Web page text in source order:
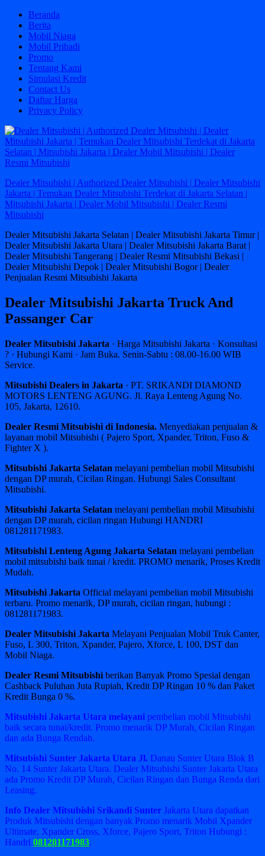
Skip
content
Beranda
Berita
Mobil Niaga
Mobil Pribadi
Promo
Tentang Kami
Simulasi Kredit
Contact Us
Daftar Harga
Privacy Policy
Dealer Mitsubishi | Authorized Dealer Mitsubishi | Dealer Mitsubishi
Jakarta | Temukan Dealer Mitsubishi Terdekat di Jakarta Selatan |
Mitsubishi Jakarta | Dealer Mobil Mitsubishi | Dealer Resmi
Mitsubishi
Dealer Mitsubishi Jakarta Selatan | Dealer Mitsubishi Jakarta Timur |
Dealer Mitsubishi Jakarta Utara | Dealer Mitsubishi Jakarta Barat |
Dealer Mitsubishi Tangerang | Dealer Resmi Mitsubishi Bekasi |
Dealer Mitsubishi Depok | Dealer Mitsubishi Bogor | Dealer
Penjualan Resmi Mitsubishi Jakarta
Dealer Mitsubishi Jakarta Truck And
Passanger Car
Dealer Mitsubishi Jakarta · Harga Mitsubishi Jakarta · Konsultasi
? · Hubungi Kami · Jam Buka. Senin-Sabtu : 08.00-16.00 WIB
Service.
Mitsubishi Dealers in Jakarta · PT. SRIKANDI DIAMOND
MOTORS LENTENG AGUNG. Jl. Raya Lenteng Agung No.
105, Jakarta, 12610.
Dealer Resmi Mitsubishi di Indonesia. Menyediakan penjualan &
layanan mobil Mitsubishi ( Pajero Sport, Xpander, Triton, Fuso &
Fighter X ).
Mitsubishi Jakarta Selatan melayani pembelian mobil Mitsubishi
dengan DP murah, Cicilan Ringan. Hubungi Sales Consultant
Mitsubishi.
Mitsubishi Jakarta Selatan melayani pembelian mobil Mitsubishi
dengan DP murah, cicilan ringan Hubungi HANDRI
081281171983.
Mitsubishi Lenteng Agung Jakarta Selatan melayani pembelian
mobil mitsubishi baik tunai / kredit. PROMO menarik, Proses Kredit
Mudah.
Mitsubishi Jakarta Official melayani pembelian mobil Mitsubishi
terbaru. Promo menarik, DP murah, cicilan ringan, hubungi :
081281171983.
Dealer Mitsubishi Jakarta Melayani Penjualan Mobil Truk Canter,
Fuso, L 300, Triton, Xpander, Pajero, Xforce, L 100, DST dan
Mobil Niaga.
Dealer Resmi Mitsubishi berikan Banyak Promo Spesial dengan
Cashback Puluhan Juta Rupiah, Kredit DP Ringan 10 % dan Paket
Kredit Bunga 0 %.
Mitsubishi Jakarta Utara melayani pembelian mobil Mitsubishi
baik secara tunai/kredit. Promo menarik DP Murah, Cicilan Ringan
dan ada Bunga Rendah.
Mitsubishi Sunter Jakarta Utara Jl. Danau Sunter Utara Blok B
No. 14 Sunter Jakarta Utara. Dealer Mitsubishi Sunter Jakarta Utara
ada Promo Kredit DP Murah, Cicilan Ringan dan Bunga Renda dari
Leasing.
Info Dealer Mitsubishi Srikandi Sunter Jakarta Utara dapatkan
Produk Mitsubishi dengan banyak Promo menarik Mobil Xpander
Ultimate, Xpander Cross, Xforce, Pajero Sport, Triton Hubungi :
Handri 081281171983.